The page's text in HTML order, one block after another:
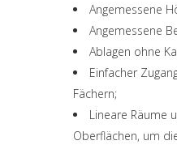
Angemessene
Angemessene
Ablagen ohne
Einfacher
Fächern;
Lineare Räume
Oberflächen, um